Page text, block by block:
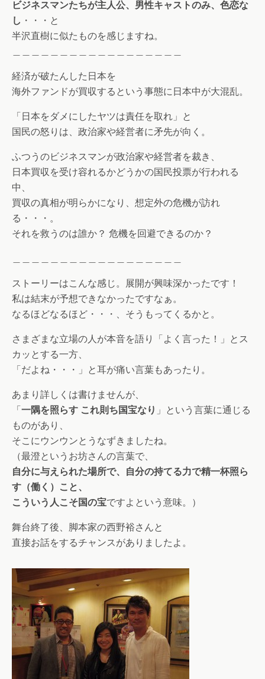
ビジネスマンたちが主人公、男性キャストのみ、色恋な
し ・・・と
半沢直樹に似たものを感じますね。
経済が破たんした日本を
海外ファンドが買収するという事態に日本中が大混乱。
「日本をダメにしたヤツは責任を取れ」と
国民の怒りは、政治家や経営者に矛先が向く。
ふつうのビジネスマンが政治家や経営者を裁き、
日本買収を受け容れるかどうかの国民投票が行われる
中、
買収の真相が明らかになり、想定外の危機が訪れ
る・・・。
それを救うのは誰か？ 危機を回避できるのか？
ストーリーはこんな感じ。展開が興味深かったです！
私は結末が予想できなかったですなぁ。
なるほどなるほど・・・、そうもってくるかと。
さまざまな立場の人が本音を語り「よく言った！」とス
カッとする一方、
「だよね・・・」と耳が痛い言葉もあったり。
あまり詳しくは書けませんが、
「一隅を照らす これ則ち国宝なり 」という言葉に通じる
ものがあり、
そこにウンウンとうなずきましたね。
（最澄というお坊さんの言葉で、
自分に与えられた場所で、自分の持てる力で精一杯照ら
す（働く）こと、
こういう人こそ国の宝ですよという意味。）
舞台終了後、脚本家の西野裕さんと
直接お話をするチャンスがありましたよ。